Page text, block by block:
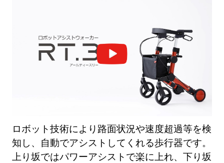
ロボット技術により路面状況や速度超過等を検
知し、自動でアシストしてくれる歩行器です。
上り坂ではパワーアシストで楽に上れ、下り坂